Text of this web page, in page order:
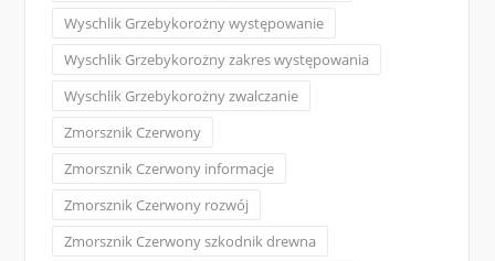
Wyschlik Grzebykorożny występowanie
Wyschlik Grzebykorożny zakres występowania
Wyschlik Grzebykorożny zwalczanie
Zmorsznik Czerwony
Zmorsznik Czerwony informacje
Zmorsznik Czerwony rozwój
Zmorsznik Czerwony szkodnik drewna